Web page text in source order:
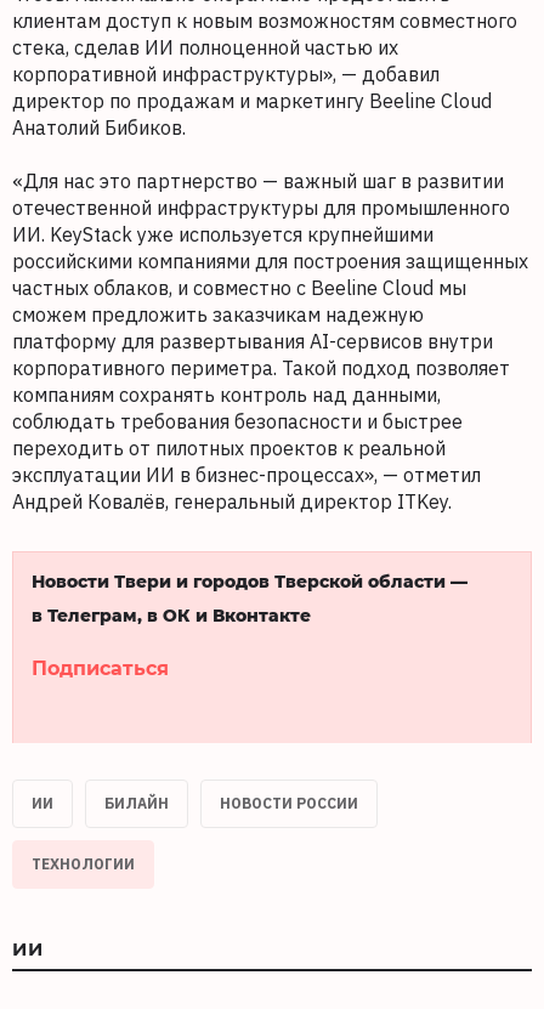
клиентам доступ к новым возможностям совместного
стека, сделав ИИ полноценной частью их
корпоративной инфраструктуры», — добавил
директор по продажам и маркетингу Beeline Cloud
Анатолий Бибиков.
«Для нас это партнерство — важный шаг в развитии
отечественной инфраструктуры для промышленного
ИИ. KeyStack уже используется крупнейшими
российскими компаниями для построения защищенных
частных облаков, и совместно с Beeline Cloud мы
сможем предложить заказчикам надежную
платформу для развертывания AI-сервисов внутри
корпоративного периметра. Такой подход позволяет
компаниям сохранять контроль над данными,
соблюдать требования безопасности и быстрее
переходить от пилотных проектов к реальной
эксплуатации ИИ в бизнес-процессах», — отметил
Андрей Ковалёв, генеральный директор ITKey.
Новости Твери и городов Тверской области —
в Телеграм, в ОК и Вконтакте
Подписаться
ИИ БИЛАЙН НОВОСТИ РОССИИ
ТЕХНОЛОГИИ
ИИ